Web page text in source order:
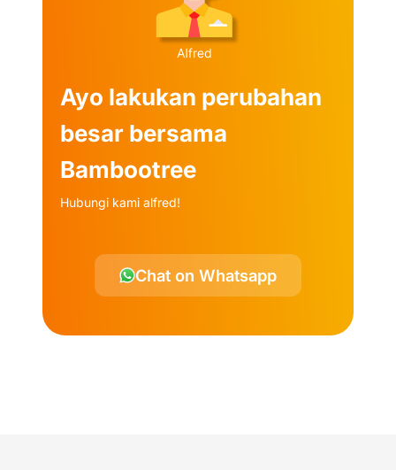
Ayo lakukan perubahan
besar bersama
Bambootree
Hubungi kami alfred!
Chat on Whatsapp